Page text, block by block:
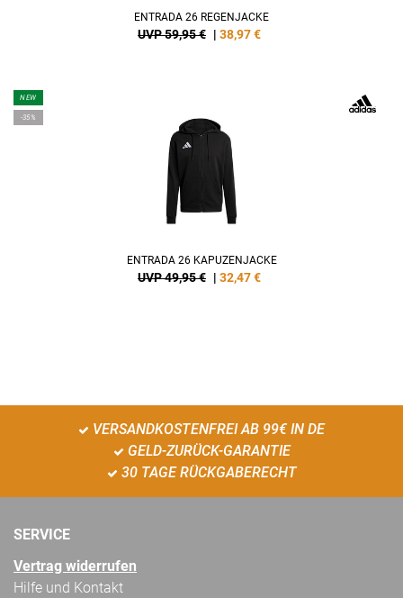
ENTRADA 26 REGENJACKE
UVP 59,95 € | 38,97€
NEW
-35%
ENTRADA 26 KAPUZENJACKE
UVP 49,95 € | 32,47€
VERSANDKOSTENFREI AB 99€ IN DE
GELD-ZURÜCK-GARANTIE
30 TAGE RÜCKGABERECHT
SERVICE
Vertrag widerrufen
Hilfe und Kontakt